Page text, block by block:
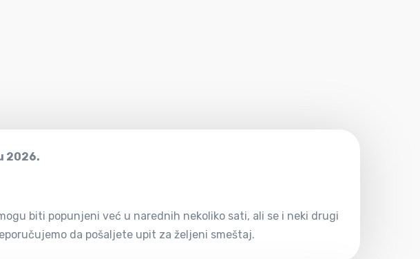
2026.
biti popunjeni već u narednih nekoliko sati, ali se i neki drugi
da pošaljete upit za željeni smeštaj.